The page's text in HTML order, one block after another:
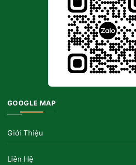
GOOGLE MAP
Giới Thiệu
Liên Hệ